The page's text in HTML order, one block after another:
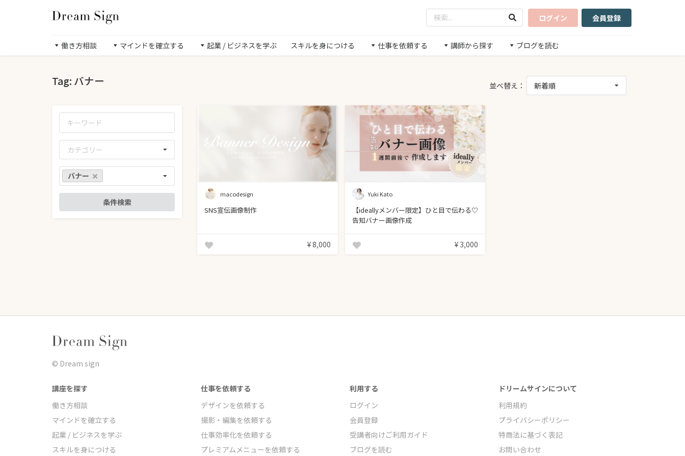
ログイン 会員登録
働き方相談 マインドを確立する 起業 / ビジネスを学ぶ スキルを身につける 仕事を依頼する 講師から探す ブログを読む
Tag: バナー 並べ替え： 新着順
カテゴリー
バナー
macodesign
SNS宣伝画像制作
¥ 8,000
Yuki Kato
【ideallyメンバー限定】ひと目で伝わる♡
告知バナー画像作成
¥ 3,000
©︎ Dream sign
講座を探す
働き方相談
マインドを確立する
起業 / ビジネスを学ぶ
スキルを身につける
仕事を依頼する
デザインを依頼する
撮影・編集を依頼する
仕事効率化を依頼する
プレミアムメニューを依頼する
利用する
ログイン
会員登録
受講者向けご利用ガイド
ブログを読む
ドリームサインについて
利用規約
プライバシーポリシー
特商法に基づく表記
お問い合わせ